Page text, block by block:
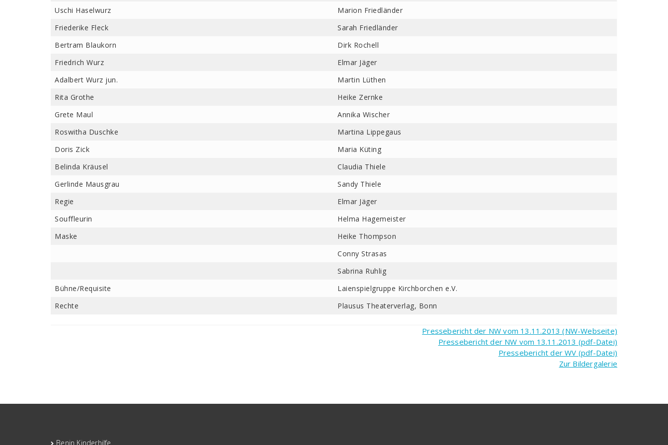
Uschi Haselwurz
Marion Friedländer
Friederike Fleck
Sarah Friedländer
Bertram Blaukorn
Dirk Rochell
Friedrich Wurz
Elmar Jäger
Adalbert Wurz jun.
Martin Lüthen
Rita Grothe
Heike Zernke
Grete Maul
Annika Wischer
Roswitha Duschke
Martina Lippegaus
Doris Zick
Maria Küting
Belinda Kräusel
Claudia Thiele
Gerlinde Mausgrau
Sandy Thiele
Regie
Elmar Jäger
Souffleurin
Helma Hagemeister
Maske
Heike Thompson
Conny Strasas
Sabrina Ruhlig
Bühne/Requisite
Laienspielgruppe Kirchborchen e.V.
Rechte
Plausus Theaterverlag, Bonn
Pressebericht der NW vom 13.11.2013 (NW-Webseite)
Pressebericht der NW vom 13.11.2013 (pdf-Datei)
Pressebericht der WV (pdf-Datei)
Zur Bildergalerie
Benin Kinderhilfe